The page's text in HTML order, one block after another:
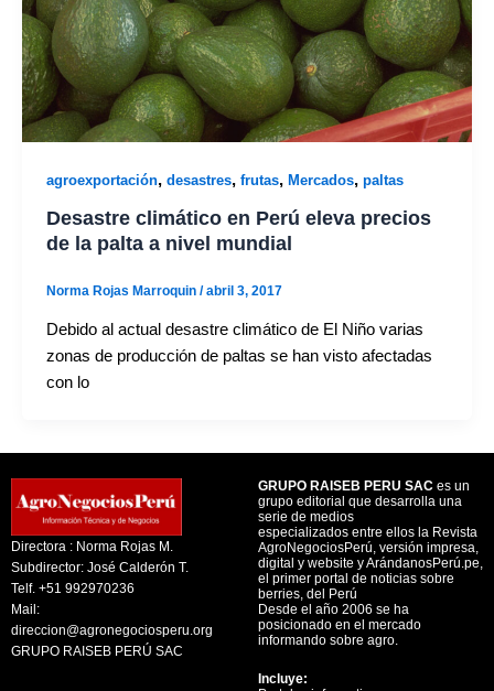
agroexportación, desastres, frutas, Mercados, paltas
Desastre climático en Perú eleva precios
de la palta a nivel mundial
Norma Rojas Marroquin /abril 3, 2017
Debido al actual desastre climático de El Niño varias
zonas de producción de paltas se han visto afectadas
con lo
Directora : Norma Rojas M.
Subdirector: José Calderón T.
Telf. +51 992970236
Mail:
direccion@agronegociosperu.org
GRUPO RAISEB PERÚ SAC
GRUPO RAISEB PERU SAC es un
grupo editorial que desarrolla una
serie de medios
especializados entre ellos la Revista
AgroNegociosPerú, versión impresa,
digital y website y ArándanosPerú.pe,
el primer portal de noticias sobre
berries, del Perú
Desde el año 2006 se ha
posicionado en el mercado
informando sobre agro.
Incluye: